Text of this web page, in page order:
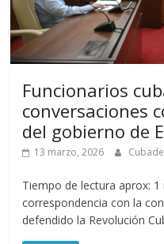
Funcionarios
conversaciones
del gobierno de
13 marzo, 2026
Tiempo de lectura aprox:
correspondencia con la
defendido la Revolución